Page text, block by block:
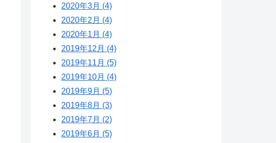
2020年3月 (4)
2020年2月 (4)
2020年1月 (4)
2019年12月 (4)
2019年11月 (5)
2019年10月 (4)
2019年9月 (5)
2019年8月 (3)
2019年7月 (2)
2019年6月 (5)